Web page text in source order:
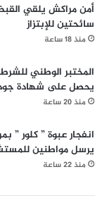
أمن مراكش يلقي
سائحتين للإبتزاز
منذ 18 ساعة
المختبر الوطني
يحصل على شهادة
منذ 20 ساعة
انفجار عبوة ” كلور ”
يرسل مواطنين
منذ 22 ساعة